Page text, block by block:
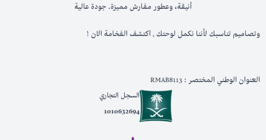
أنيقة، وعطور مفارش مميزة. جودة عالية
وتصاميم تناسبك لأننا نكمل لوحتك , اكتشف الفخامة الان !
العنوان الوطني المختصر : RMAB8113
السجل التجاري
1010632694